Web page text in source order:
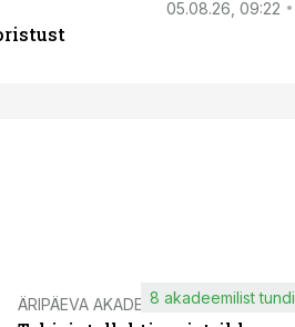
05.08.26, 09:22
ÄRIPÄEVA AKADEEMIA8 akadeemilist tundi